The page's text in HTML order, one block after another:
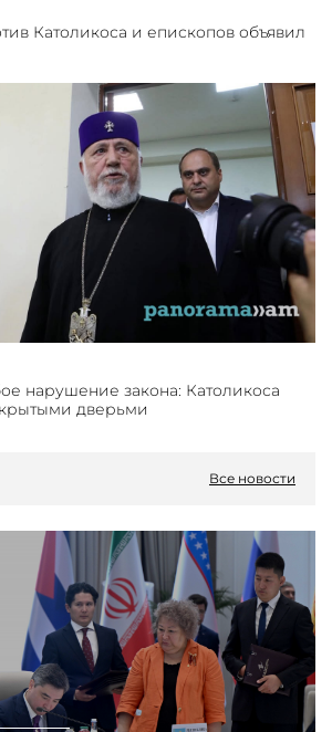
Католикоса и епископов объявил
нарушение закона: Католикоса
дверьми
Все новости